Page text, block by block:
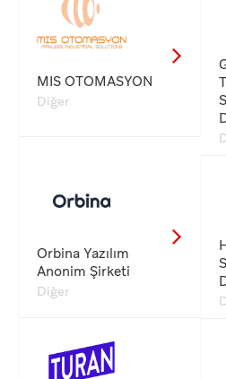
MIS OTOMASYON
Diğer
Orbina Yazılım
Anonim Şirketi
Diğer